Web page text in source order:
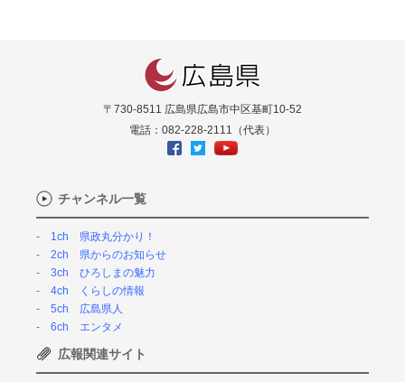
〒730-8511 広島県広島市中区基町10-52
電話：082-228-2111（代表）
チャンネル一覧
1ch 県政丸分かり！
2ch 県からのお知らせ
3ch ひろしまの魅力
4ch くらしの情報
5ch 広島県人
6ch エンタメ
広報関連サイト